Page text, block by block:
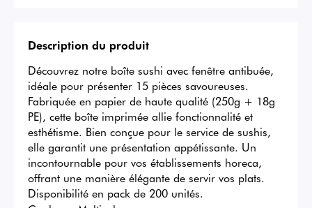
Description du produit
Découvrez notre boîte sushi avec fenêtre antibuée,
idéale pour présenter 15 pièces savoureuses.
Fabriquée en papier de haute qualité (250g + 18g
PE), cette boîte imprimée allie fonctionnalité et
esthétisme. Bien conçue pour le service de sushis,
elle garantit une présentation appétissante. Un
incontournable pour vos établissements horeca,
offrant une manière élégante de servir vos plats.
Disponibilité en pack de 200 unités.